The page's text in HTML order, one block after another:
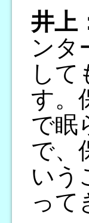
井上
ンタ
して
す。
で眠
で、
いう
って